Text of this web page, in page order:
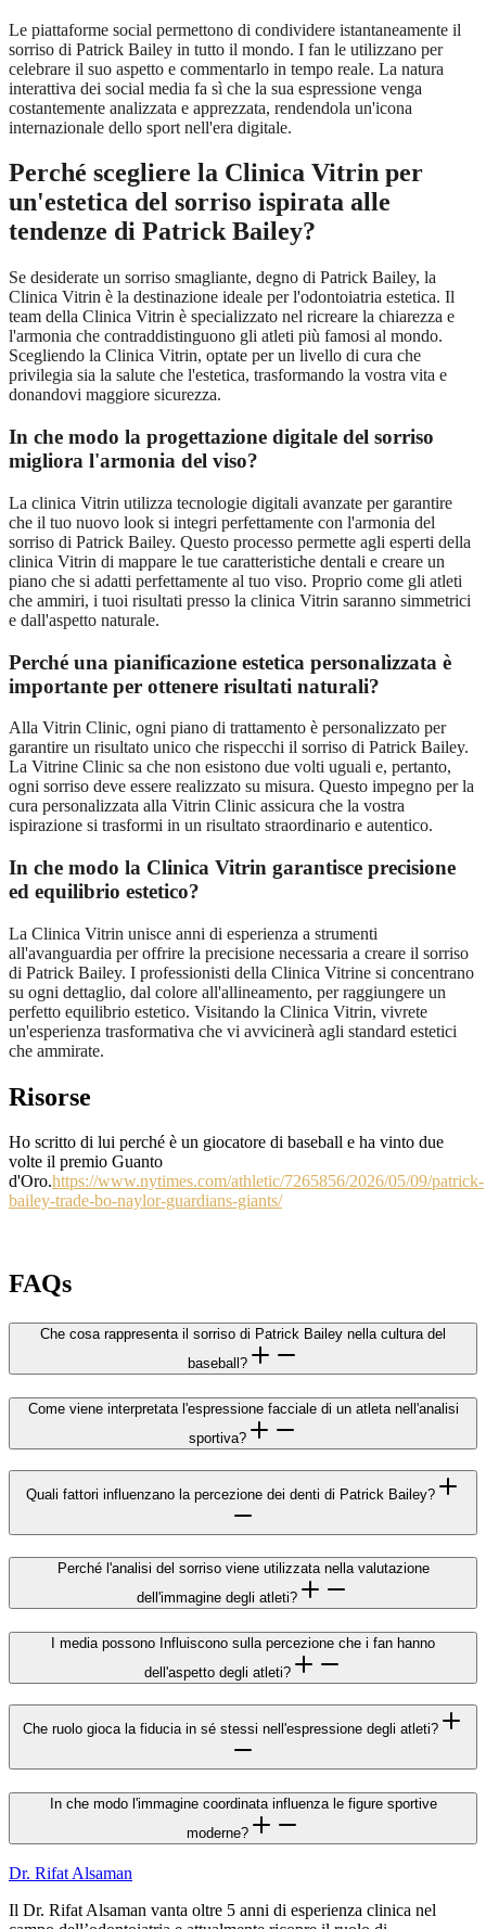
Le piattaforme social permettono di condividere istantaneamente il
sorriso di Patrick Bailey in tutto il mondo. I fan le utilizzano per
celebrare il suo aspetto e commentarlo in tempo reale. La natura
interattiva dei social media fa sì che la sua espressione venga
costantemente analizzata e apprezzata, rendendola un'icona
internazionale dello sport nell'era digitale.
Perché scegliere la Clinica Vitrin per
un'estetica del sorriso ispirata alle
tendenze di Patrick Bailey?
Se desiderate un sorriso smagliante, degno di Patrick Bailey, la
Clinica Vitrin è la destinazione ideale per l'odontoiatria estetica. Il
team della Clinica Vitrin è specializzato nel ricreare la chiarezza e
l'armonia che contraddistinguono gli atleti più famosi al mondo.
Scegliendo la Clinica Vitrin, optate per un livello di cura che
privilegia sia la salute che l'estetica, trasformando la vostra vita e
donandovi maggiore sicurezza.
In che modo la progettazione digitale del sorriso
migliora l'armonia del viso?
La clinica Vitrin utilizza tecnologie digitali avanzate per garantire
che il tuo nuovo look si integri perfettamente con l'armonia del
sorriso di Patrick Bailey. Questo processo permette agli esperti della
clinica Vitrin di mappare le tue caratteristiche dentali e creare un
piano che si adatti perfettamente al tuo viso. Proprio come gli atleti
che ammiri, i tuoi risultati presso la clinica Vitrin saranno simmetrici
e dall'aspetto naturale.
Perché una pianificazione estetica personalizzata è
importante per ottenere risultati naturali?
Alla Vitrin Clinic, ogni piano di trattamento è personalizzato per
garantire un risultato unico che rispecchi il sorriso di Patrick Bailey.
La Vitrine Clinic sa che non esistono due volti uguali e, pertanto,
ogni sorriso deve essere realizzato su misura. Questo impegno per la
cura personalizzata alla Vitrin Clinic assicura che la vostra
ispirazione si trasformi in un risultato straordinario e autentico.
In che modo la Clinica Vitrin garantisce precisione
ed equilibrio estetico?
La Clinica Vitrin unisce anni di esperienza a strumenti
all'avanguardia per offrire la precisione necessaria a creare il sorriso
di Patrick Bailey. I professionisti della Clinica Vitrine si concentrano
su ogni dettaglio, dal colore all'allineamento, per raggiungere un
perfetto equilibrio estetico. Visitando la Clinica Vitrin, vivrete
un'esperienza trasformativa che vi avvicinerà agli standard estetici
che ammirate.
Risorse
Ho scritto di lui perché è un giocatore di baseball e ha vinto due
volte il premio Guanto
d'Oro.https://www.nytimes.com/athletic/7265856/2026/05/09/patrick-
bailey-trade-bo-naylor-guardians-giants/
FAQs
Che cosa rappresenta il sorriso di Patrick Bailey nella cultura del
baseball?
Come viene interpretata l'espressione facciale di un atleta nell'analisi
sportiva?
Quali fattori influenzano la percezione dei denti di Patrick Bailey?
Perché l'analisi del sorriso viene utilizzata nella valutazione
dell'immagine degli atleti?
I media possono Influiscono sulla percezione che i fan hanno
dell'aspetto degli atleti?
Che ruolo gioca la fiducia in sé stessi nell'espressione degli atleti?
In che modo l'immagine coordinata influenza le figure sportive
moderne?
Dr. Rifat Alsaman
Il Dr. Rifat Alsaman vanta oltre 5 anni di esperienza clinica nel